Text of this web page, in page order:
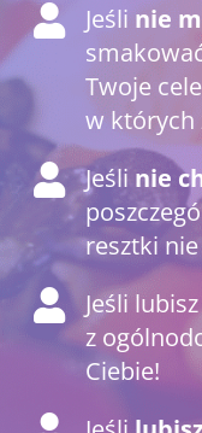
Jeśli nie
Twoje
w których
Jeśli nie
resztki nie
Jeśli lubisz
z
Ciebie!